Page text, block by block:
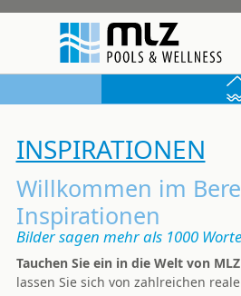
INSPIRATIONEN
Willkommen im
Inspirationen
Bilder sagen mehr als 1000 Worte
Tauchen Sie ein in die Welt von
lassen Sie sich von zahlreichen